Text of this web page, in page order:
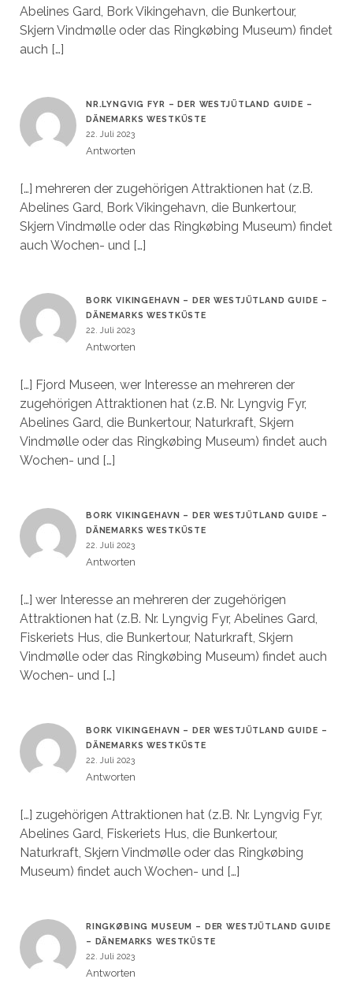
Abelines Gard, Bork Vikingehavn, die Bunkertour,
Skjern Vindmølle oder das Ringkøbing Museum) findet
auch […]
NR.LYNGVIG FYR – DER WESTJÜTLAND GUIDE –
DÄNEMARKS WESTKÜSTE
22. Juli 2023
Antworten
[…] mehreren der zugehörigen Attraktionen hat (z.B.
Abelines Gard, Bork Vikingehavn, die Bunkertour,
Skjern Vindmølle oder das Ringkøbing Museum) findet
auch Wochen- und […]
BORK VIKINGEHAVN – DER WESTJÜTLAND GUIDE –
DÄNEMARKS WESTKÜSTE
22. Juli 2023
Antworten
[…] Fjord Museen, wer Interesse an mehreren der
zugehörigen Attraktionen hat (z.B. Nr. Lyngvig Fyr,
Abelines Gard, die Bunkertour, Naturkraft, Skjern
Vindmølle oder das Ringkøbing Museum) findet auch
Wochen- und […]
BORK VIKINGEHAVN – DER WESTJÜTLAND GUIDE –
DÄNEMARKS WESTKÜSTE
22. Juli 2023
Antworten
[…] wer Interesse an mehreren der zugehörigen
Attraktionen hat (z.B. Nr. Lyngvig Fyr, Abelines Gard,
Fiskeriets Hus, die Bunkertour, Naturkraft, Skjern
Vindmølle oder das Ringkøbing Museum) findet auch
Wochen- und […]
BORK VIKINGEHAVN – DER WESTJÜTLAND GUIDE –
DÄNEMARKS WESTKÜSTE
22. Juli 2023
Antworten
[…] zugehörigen Attraktionen hat (z.B. Nr. Lyngvig Fyr,
Abelines Gard, Fiskeriets Hus, die Bunkertour,
Naturkraft, Skjern Vindmølle oder das Ringkøbing
Museum) findet auch Wochen- und […]
RINGKØBING MUSEUM – DER WESTJÜTLAND GUIDE
– DÄNEMARKS WESTKÜSTE
22. Juli 2023
Antworten